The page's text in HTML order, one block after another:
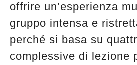
offrire un’esperienza
gruppo intensa e
perché si basa su
complessive di lezione